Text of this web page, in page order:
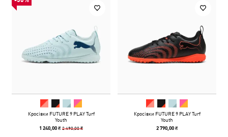
Кросівки FUTURE 9 PLAY Turf
Youth
1 240,00 ₴2 490,00 ₴
Кросівки FUTURE 9 PLAY Turf
Youth
2 790,00 ₴